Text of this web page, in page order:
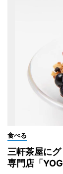
食べる
三軒茶屋に
専門店「YOGI